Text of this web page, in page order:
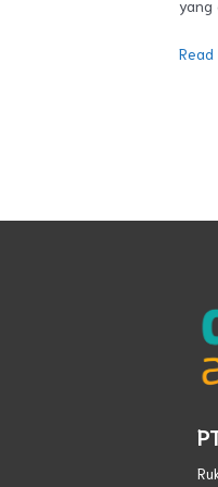
yang
Read